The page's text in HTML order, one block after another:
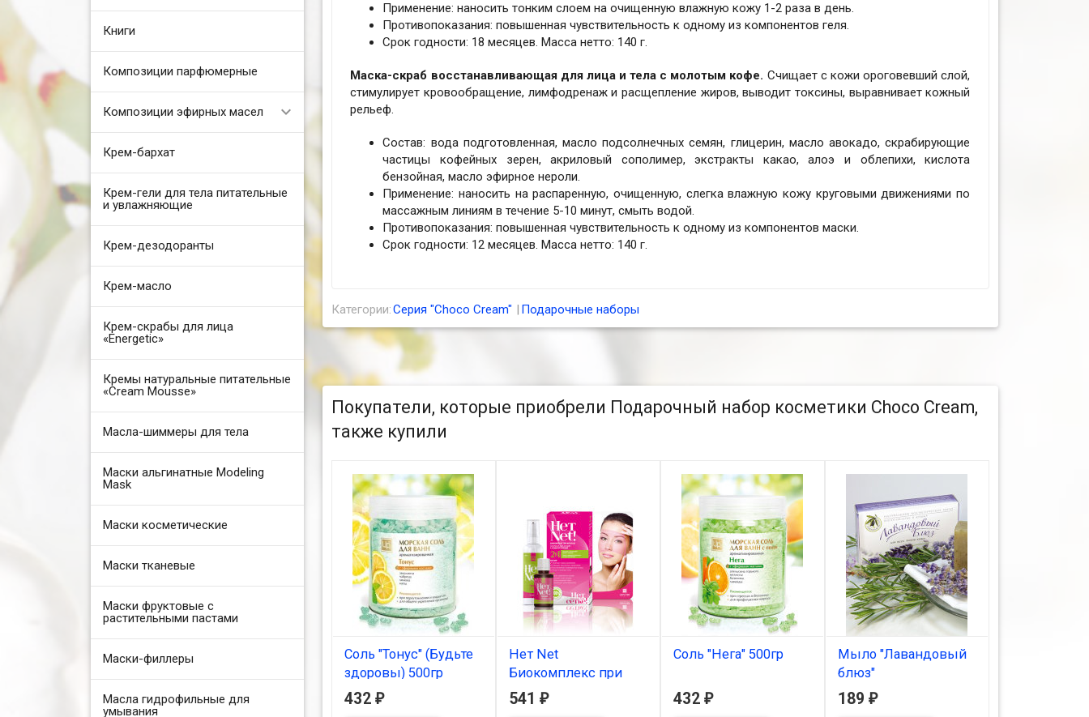
Книги
Композиции парфюмерные
Композиции эфирных масел
Крем-бархат
Крем-гели для тела питательные
и увлажняющие
Крем-дезодоранты
Крем-масло
Крем-скрабы для лица
«Energetic»
Кремы натуральные питательные
«Cream Mousse»
Масла-шиммеры для тела
Маски альгинатные Modeling
Mask
Маски косметические
Маски тканевые
Маски фруктовые с
растительными пастами
Маски-филлеры
Масла гидрофильные для
умывания
Применение: наносить тонким слоем на очищенную влажную кожу 1-2 раза в день.
Противопоказания: повышенная чувствительность к одному из компонентов геля.
Срок годности: 18 месяцев. Масса нетто: 140 г.
Маска-скраб восстанавливающая для лица и тела с молотым кофе. Счищает с кожи ороговевший слой,
стимулирует кровообращение, лимфодренаж и расщепление жиров, выводит токсины, выравнивает кожный
рельеф.
Состав: вода подготовленная, масло подсолнечных семян, глицерин, масло авокадо, скрабирующие
частицы кофейных зерен, акриловый сополимер, экстракты какао, алоэ и облепихи, кислота
бензойная, масло эфирное нероли.
Применение: наносить на распаренную, очищенную, слегка влажную кожу круговыми движениями по
массажным линиям в течение 5-10 минут, смыть водой.
Противопоказания: повышенная чувствительность к одному из компонентов маски.
Срок годности: 12 месяцев. Масса нетто: 140 г.
Категории:Серия "Choco Cream" Подарочные наборы
Покупатели, которые приобрели Подарочный набор косметики Choco Cream,
также купили
Соль "Тонус" (Будьте
здоровы) 500гр
В наличии
432 ₽
Нет Net
Биокомплекс при
куперозе
541 ₽
Соль "Нега" 500гр
В наличии
432 ₽
Мыло "Лавандовый
блюз"
В наличии
189 ₽